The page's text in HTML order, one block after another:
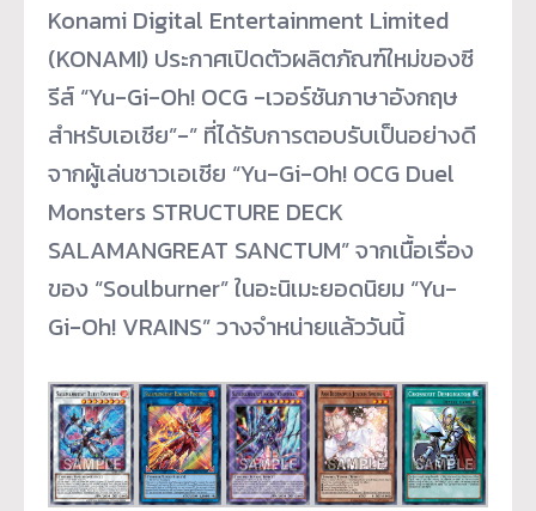
Konami Digital Entertainment Limited
(KONAMI) ประกาศเปิดตัวผลิตภัณฑ์ใหม่ของซี
รีส์ “Yu-Gi-Oh! OCG -เวอร์ชันภาษาอังกฤษ
สำหรับเอเชีย”-” ที่ได้รับการตอบรับเป็นอย่างดี
จากผู้เล่นชาวเอเชีย “Yu-Gi-Oh! OCG Duel
Monsters STRUCTURE DECK
SALAMANGREAT SANCTUM” จากเนื้อเรื่อง
ของ “Soulburner” ในอะนิเมะยอดนิยม “Yu-
Gi-Oh! VRAINS” วางจำหน่ายแล้ววันนี้